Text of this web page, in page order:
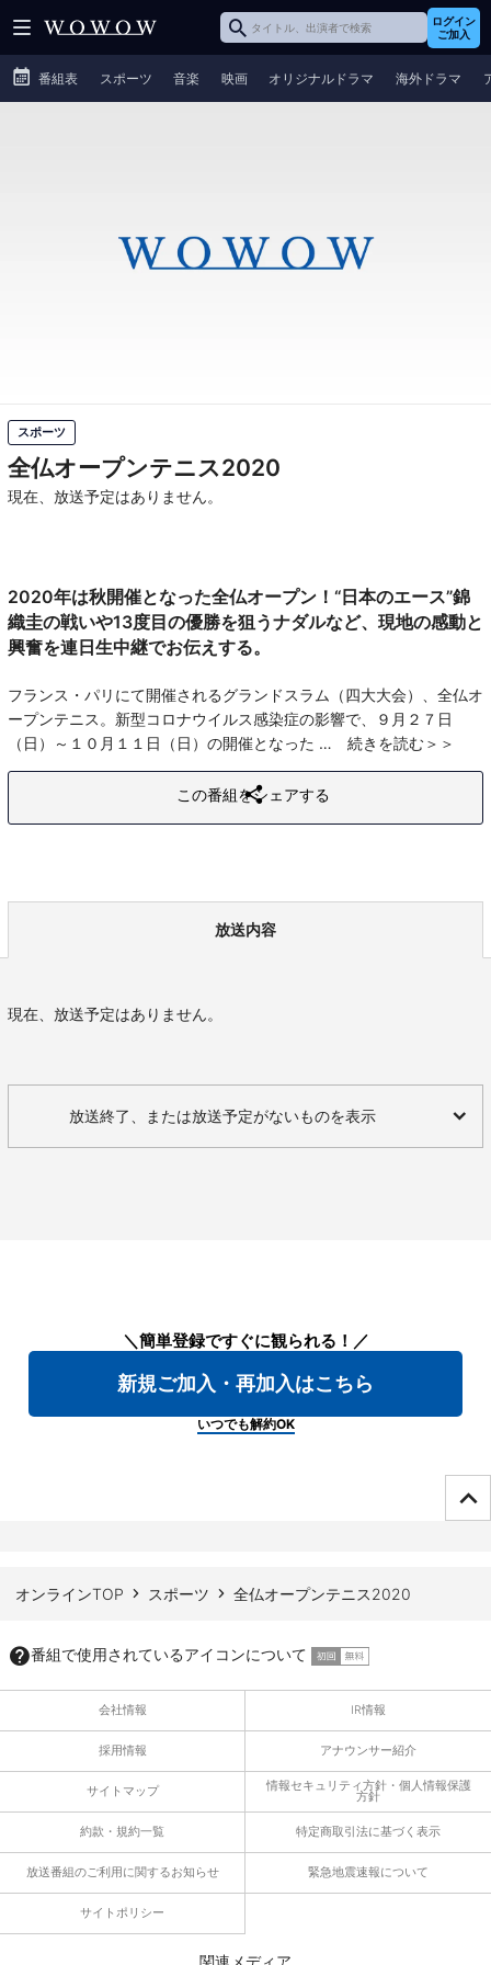
ログイン
ご加入
番組表 スポーツ 音楽 映画 オリジナルドラマ 海外ドラマ
スポーツ
全仏オープンテニス2020
現在、放送予定はありません。
2020年は秋開催となった全仏オープン！“日本のエース”錦
織圭の戦いや13度目の優勝を狙うナダルなど、現地の感動と
興奮を連日生中継でお伝えする。
フランス・パリにて開催されるグランドスラム（四大大会）、全仏オ
ープンテニス。新型コロナウイルス感染症の影響で、９月２７日
（日）～１０月１１日（日）の開催となった
続きを読む
この番組をシェアする
放送内容
現在、放送予定はありません。
放送終了、または放送予定がないものを表示
＼簡単登録ですぐに観られる！／
新規ご加入・再加入はこちら
いつでも解約OK
オンラインTOP スポーツ 全仏オープンテニス2020
番組で使用されているアイコンについて
会社情報 IR情報
採用情報 アナウンサー紹介
サイトマップ 情報セキュリティ方針・個人情報保護
方針
約款・規約一覧 特定商取引法に基づく表示
放送番組のご利用に関するお知らせ 緊急地震速報について
サイトポリシー
関連メディア